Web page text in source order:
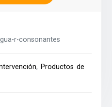
+
r-consonantes
, Productos de